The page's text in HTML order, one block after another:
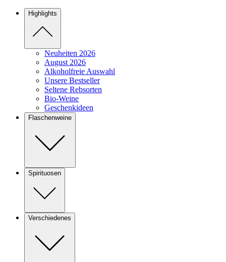
Highlights
Neuheiten 2026
August 2026
Alkoholfreie Auswahl
Unsere Bestseller
Seltene Rebsorten
Bio-Weine
Geschenkideen
Flaschenweine
Spirituosen
Verschiedenes